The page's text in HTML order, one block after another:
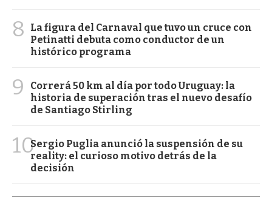
8
La figura del Carnaval que tuvo un cruce con
Petinatti debuta como conductor de un
histórico programa
9
Correrá 50 km al día por todo Uruguay: la
historia de superación tras el nuevo desafío
de Santiago Stirling
10Sergio Puglia anunció la suspensión de su
reality: el curioso motivo detrás de la
decisión